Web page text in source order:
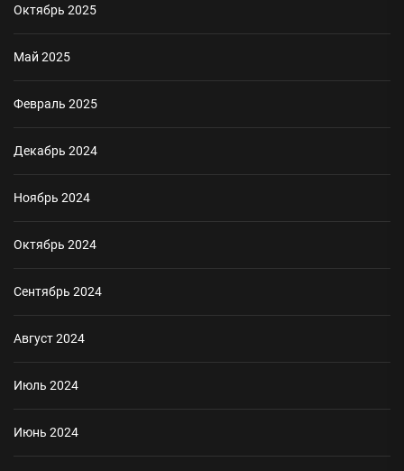
Октябрь 2025
Май 2025
Февраль 2025
Декабрь 2024
Ноябрь 2024
Октябрь 2024
Сентябрь 2024
Август 2024
Июль 2024
Июнь 2024